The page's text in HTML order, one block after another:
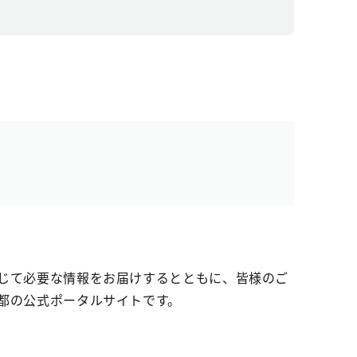
て必要な情報をお届けするとともに、皆様のご
公式ポータルサイトです。